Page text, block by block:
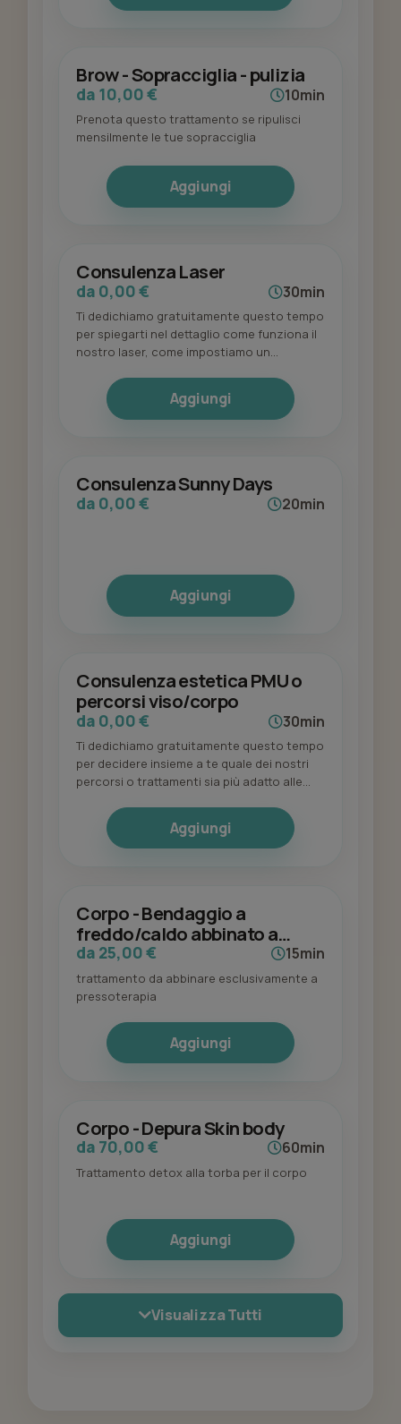
Brow - Sopracciglia - pulizia
da 10,00 € 10min
Prenota questo trattamento se ripulisci
mensilmente le tue sopracciglia
Aggiungi
Consulenza Laser
da 0,00 € 30min
Ti dedichiamo gratuitamente questo tempo
per spiegarti nel dettaglio come funziona il
nostro laser, come impostiamo un
davvero, ma soprattutto per analizzare la
tua situazione di partenza e darti una
prospettiva di risultato realistica e duratura
Aggiungi
Consulenza Sunny Days
da 0,00 € 20min
Aggiungi
Consulenza estetica PMU o
percorsi viso/corpo
da 0,00 € 30min
Ti dedichiamo gratuitamente questo tempo
per decidere insieme a te quale dei nostri
percorsi o trattamenti sia più adatto alle
Aggiungi
Corpo - Bendaggio a
freddo/caldo abbinato a
presso
da 25,00 € 15min
trattamento da abbinare esclusivamente a
pressoterapia
Aggiungi
Corpo - Depura Skin body
da 70,00 € 60min
Trattamento detox alla torba per il corpo
Aggiungi
Visualizza Tutti